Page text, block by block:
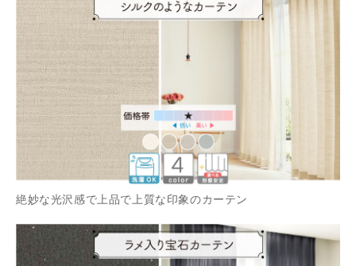
絶妙な光沢感で上品で上質な印象のカーテン